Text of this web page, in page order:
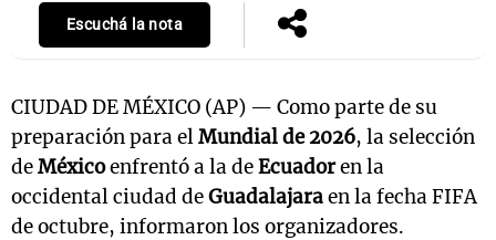
Escuchá la nota
CIUDAD DE MÉXICO (AP) — Como parte de su
preparación para elMundial de 2026, la selección
deMéxicoenfrentó a la deEcuadoren la
occidental ciudad deGuadalajaraen la fecha FIFA
de octubre, informaron los organizadores.